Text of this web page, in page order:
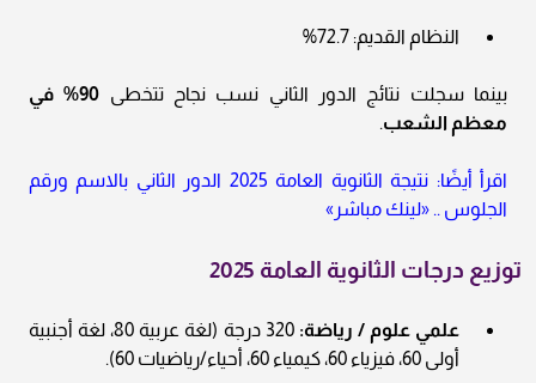
النظام القديم: 72.7%
بينما سجلت نتائج الدور الثاني نسب نجاح تتخطى
90% في
معظم الشعب.
اقرأ أيضًا: نتيجة الثانوية العامة 2025 الدور الثاني بالاسم ورقم
الجلوس .. «لينك مباشر»
توزيع درجات الثانوية العامة 2025
علمي علوم / رياضة:
320 درجة (لغة عربية 80، لغة أجنبية
أولى 60، فيزياء 60، كيمياء 60، أحياء/رياضيات 60).